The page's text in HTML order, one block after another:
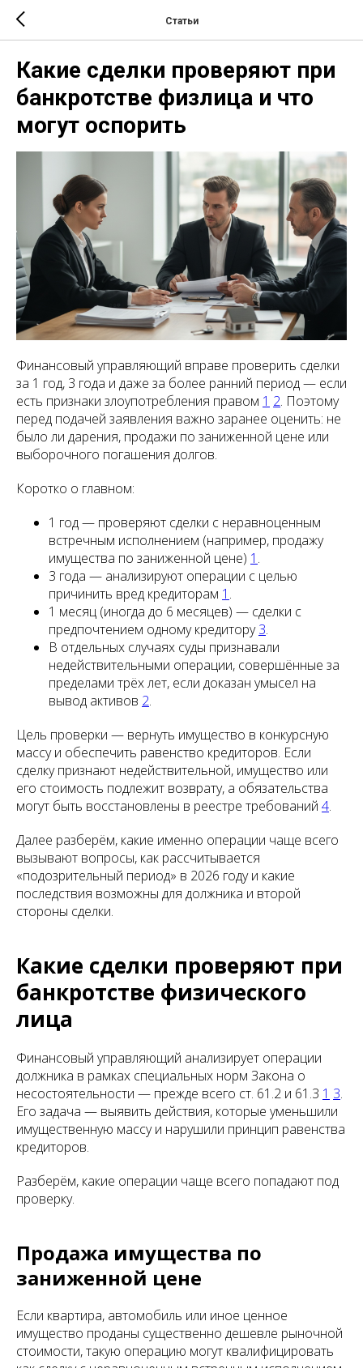
Статьи
Какие сделки проверяют при
банкротстве физлица и что
могут оспорить
Финансовый управляющий вправе проверить сделки
за 1 год, 3 года и даже за более ранний период — если
есть признаки злоупотребления правом 1 2. Поэтому
перед подачей заявления важно заранее оценить: не
было ли дарения, продажи по заниженной цене или
выборочного погашения долгов.
Коротко о главном:
1 год — проверяют сделки с неравноценным
встречным исполнением (например, продажу
имущества по заниженной цене) 1 .
3 года — анализируют операции с целью
причинить вред кредиторам 1 .
1 месяц (иногда до 6 месяцев) — сделки с
предпочтением одному кредитору3.
В отдельных случаях суды признавали
недействительными операции, совершённые за
пределами трёх лет, если доказан умысел на
вывод активов 2.
Цель проверки — вернуть имущество в конкурсную
массу и обеспечить равенство кредиторов. Если
сделку признают недействительной, имущество или
его стоимость подлежит возврату, а обязательства
могут быть восстановлены в реестре требований 4.
Далее разберём, какие именно операции чаще всего
вызывают вопросы, как рассчитывается
«подозрительный период» в 2026 году и какие
последствия возможны для должника и второй
стороны сделки.
Какие сделки проверяют при
банкротстве физического
лица
Финансовый управляющий анализирует операции
должника в рамках специальных норм Закона о
несостоятельности — прежде всего ст. 61.2 и 61.3 1 3.
Его задача — выявить действия, которые уменьшили
имущественную массу и нарушили принцип равенства
кредиторов.
Разберём, какие операции чаще всего попадают под
проверку.
Продажа имущества по
заниженной цене
Если квартира, автомобиль или иное ценное
имущество проданы существенно дешевле рыночной
стоимости, такую операцию могут квалифицировать